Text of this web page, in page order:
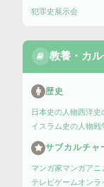
犯罪史 展示会
教養・カ
歴史
日本史の人物西洋史
イスラム史の人物戦
サブカルチャ
マンガ家マンガアニ
テレビゲームオンラ